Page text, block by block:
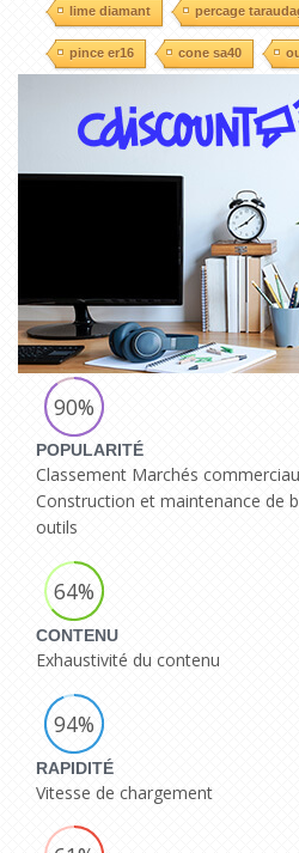
lime diamant percage
pince er16 cone sa40
90%
POPULARITÉ
Classement Marchés
Construction et maintenance de
outils
64%
CONTENU
Exhaustivité du contenu
94%
RAPIDITÉ
Vitesse de chargement